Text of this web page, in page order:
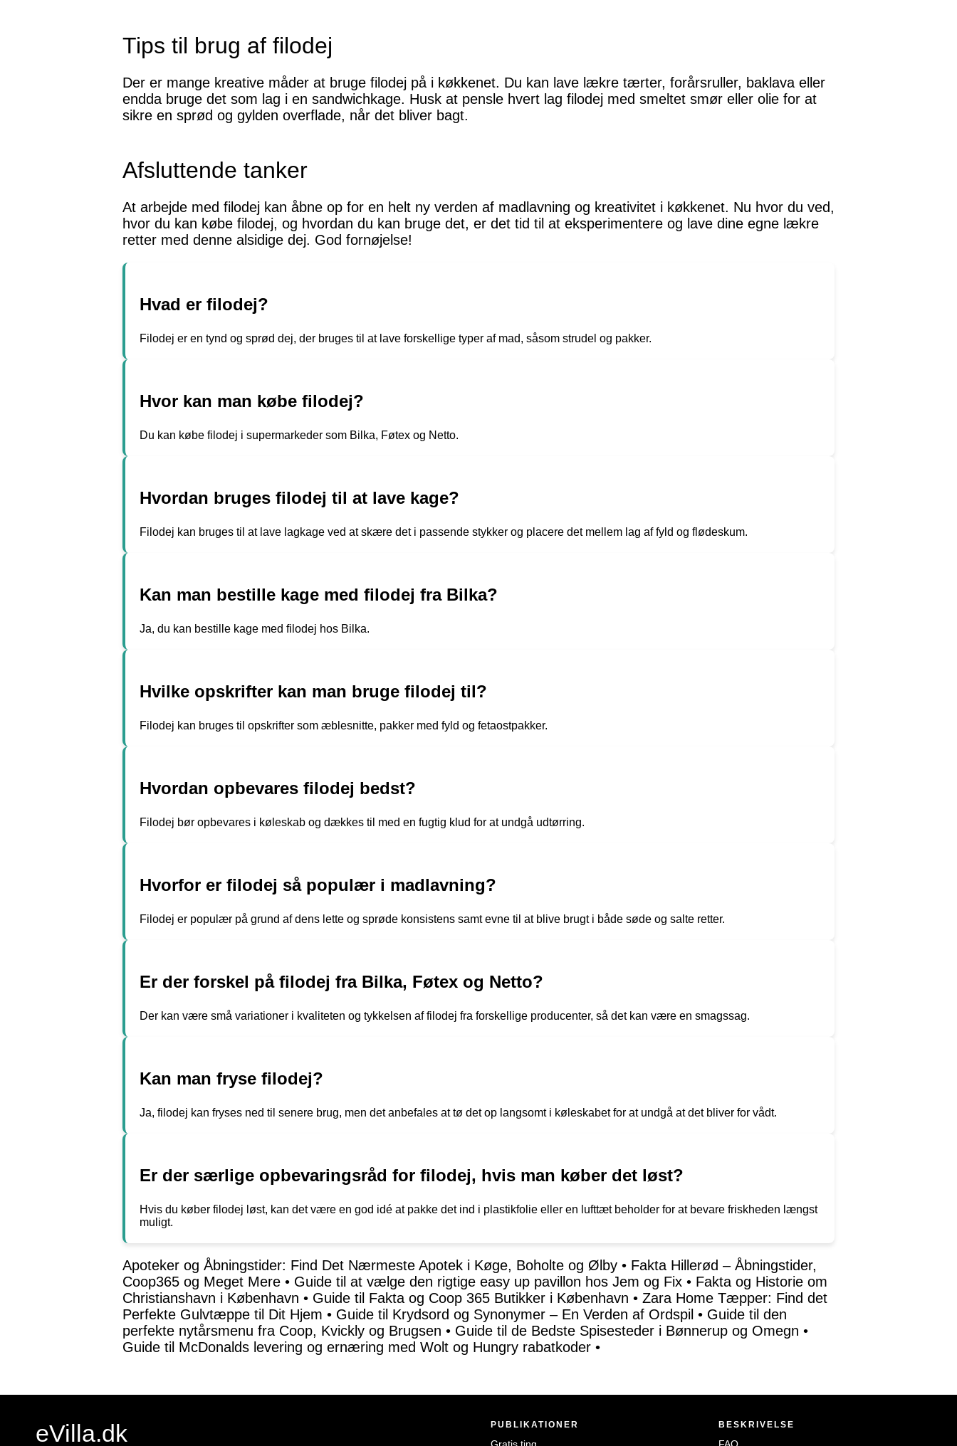
Tips til brug af filodej
Der er mange kreative måder at bruge filodej på i køkkenet. Du kan lave lækre tærter, forårsruller, baklava eller
endda bruge det som lag i en sandwichkage. Husk at pensle hvert lag filodej med smeltet smør eller olie for at
sikre en sprød og gylden overflade, når det bliver bagt.
Afsluttende tanker
At arbejde med filodej kan åbne op for en helt ny verden af madlavning og kreativitet i køkkenet. Nu hvor du ved,
hvor du kan købe filodej, og hvordan du kan bruge det, er det tid til at eksperimentere og lave dine egne lækre
retter med denne alsidige dej. God fornøjelse!
Hvad er filodej?
Filodej er en tynd og sprød dej, der bruges til at lave forskellige typer af mad, såsom strudel og pakker.
Hvor kan man købe filodej?
Du kan købe filodej i supermarkeder som Bilka, Føtex og Netto.
Hvordan bruges filodej til at lave kage?
Filodej kan bruges til at lave lagkage ved at skære det i passende stykker og placere det mellem lag af fyld og flødeskum.
Kan man bestille kage med filodej fra Bilka?
Ja, du kan bestille kage med filodej hos Bilka.
Hvilke opskrifter kan man bruge filodej til?
Filodej kan bruges til opskrifter som æblesnitte, pakker med fyld og fetaostpakker.
Hvordan opbevares filodej bedst?
Filodej bør opbevares i køleskab og dækkes til med en fugtig klud for at undgå udtørring.
Hvorfor er filodej så populær i madlavning?
Filodej er populær på grund af dens lette og sprøde konsistens samt evne til at blive brugt i både søde og salte retter.
Er der forskel på filodej fra Bilka, Føtex og Netto?
Der kan være små variationer i kvaliteten og tykkelsen af filodej fra forskellige producenter, så det kan være en smagssag.
Kan man fryse filodej?
Ja, filodej kan fryses ned til senere brug, men det anbefales at tø det op langsomt i køleskabet for at undgå at det bliver for vådt.
Er der særlige opbevaringsråd for filodej, hvis man køber det løst?
Hvis du køber filodej løst, kan det være en god idé at pakke det ind i plastikfolie eller en lufttæt beholder for at bevare friskheden længst
muligt.
Apoteker og Åbningstider: Find Det Nærmeste Apotek i Køge, Boholte og Ølby • Fakta Hillerød – Åbningstider,
Coop365 og Meget Mere • Guide til at vælge den rigtige easy up pavillon hos Jem og Fix • Fakta og Historie om
Christianshavn i København • Guide til Fakta og Coop 365 Butikker i København • Zara Home Tæpper: Find det
Perfekte Gulvtæppe til Dit Hjem • Guide til Krydsord og Synonymer – En Verden af Ordspil • Guide til den
perfekte nytårsmenu fra Coop, Kvickly og Brugsen • Guide til de Bedste Spisesteder i Bønnerup og Omegn •
Guide til McDonalds levering og ernæring med Wolt og Hungry rabatkoder •
eVilla.dk PUBLIKATIONER BESKRIVELSE